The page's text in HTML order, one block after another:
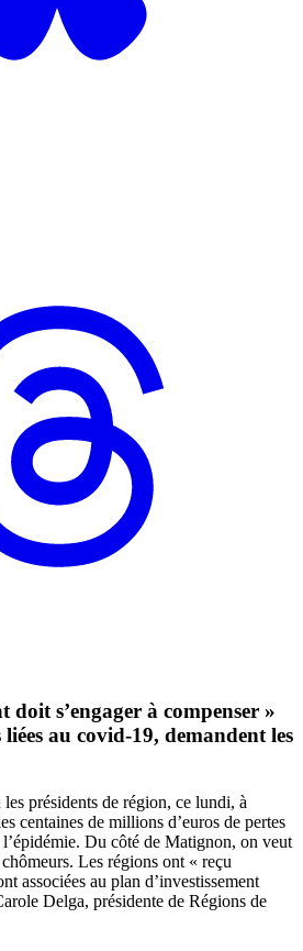
doit s’engager à compenser »
liées au covid-19, demandent les
présidents de région, ce lundi, à
centaines de millions d’euros de pertes
l’épidémie. Du côté de Matignon, on veut
Les régions ont « reçu
associées au plan d’investissement
Delga, présidente de Régions de